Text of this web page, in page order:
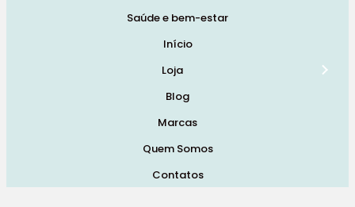
Saúde e bem-estar
Início
Loja
Blog
Marcas
Quem Somos
Contatos